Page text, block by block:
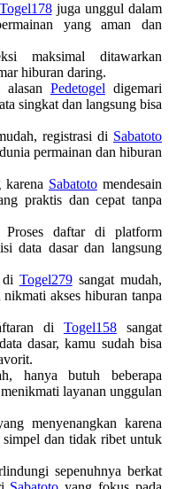
Togel178juga unggul dalam
yang aman dan
maksimal ditawarkan
hiburan daring.
Pedetogel digemari
singkat dan langsung bisa
registrasi di Sabatoto
permainan dan hiburan
karena Sabatotomendesain
praktis dan cepat tanpa
daftar di platform
data dasar dan langsung
Togel279sangat mudah,
akses hiburan tanpa
di Togel158sangat
dasar, kamu sudah bisa
hanya butuh beberapa
layanan unggulan
menyenangkan karena
simpel dan tidak ribet untuk
sepenuhnya berkat